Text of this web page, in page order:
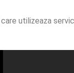
utilizeaza